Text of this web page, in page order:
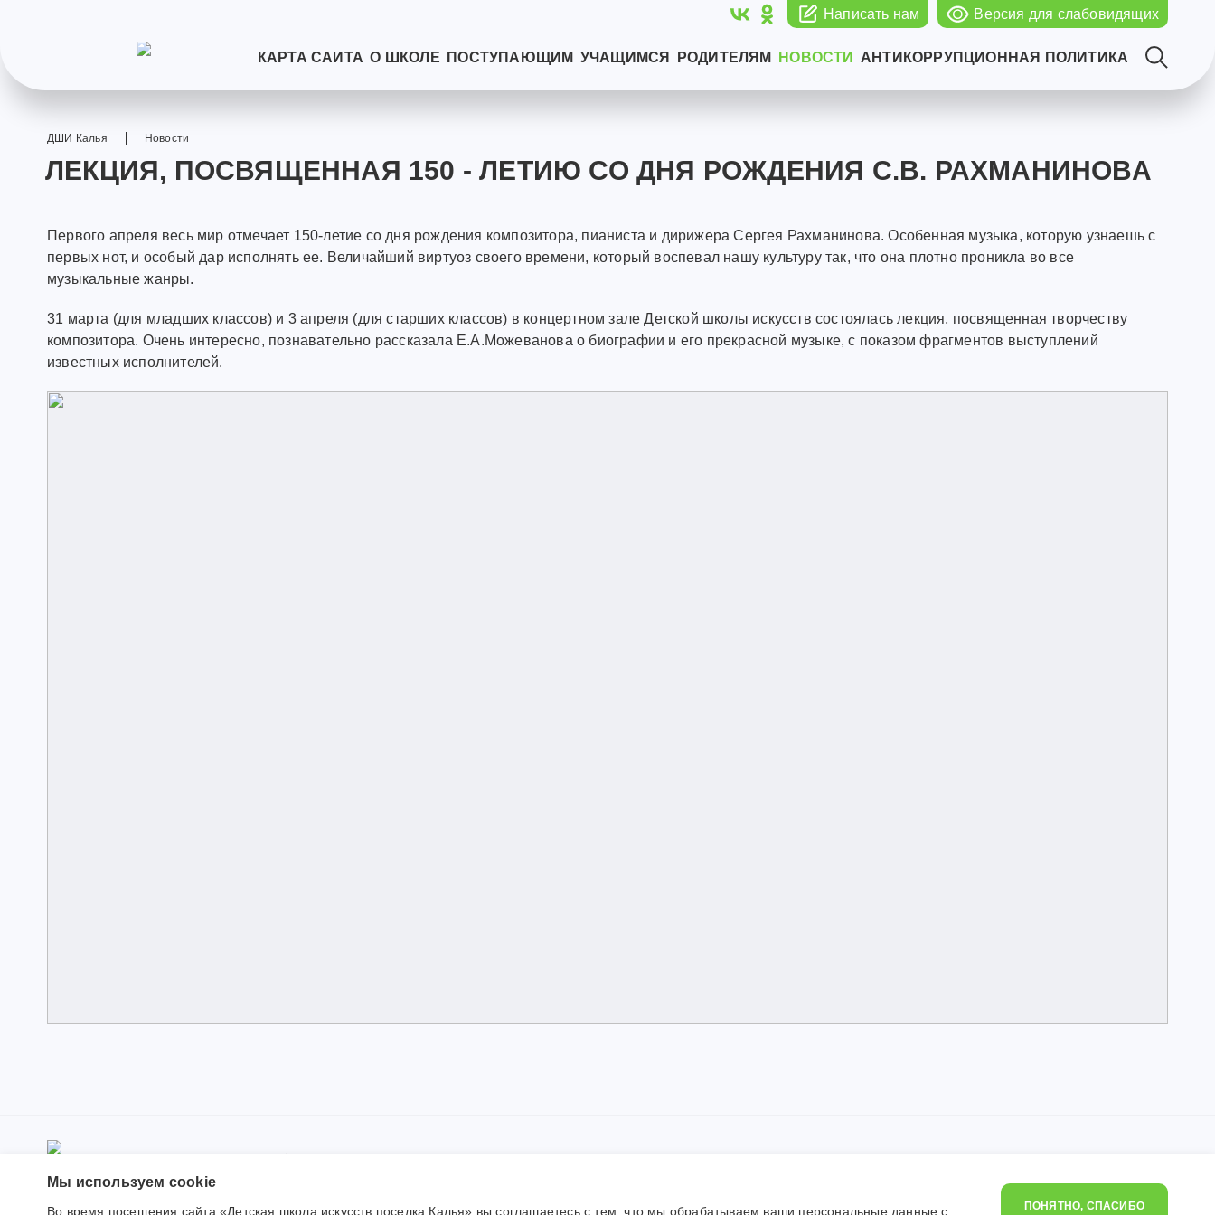
Написать нам Версия для слабовидящих
КАРТА САЙТА О ШКОЛЕ ПОСТУПАЮЩИМ УЧАЩИМСЯ РОДИТЕЛЯМ НОВОСТИ АНТИКОРРУПЦИОННАЯ ПОЛИТИКА
ДШИ Калья Новости
ЛЕКЦИЯ, ПОСВЯЩЕННАЯ 150 - ЛЕТИЮ СО ДНЯ РОЖДЕНИЯ С.В. РАХМАНИНОВА
Первого апреля весь мир отмечает 150-летие со дня рождения композитора, пианиста и дирижера Сергея Рахманинова. Особенная музыка, которую узнаешь с
первых нот, и особый дар исполнять ее. Величайший виртуоз своего времени, который воспевал нашу культуру так, что она плотно проникла во все
музыкальные жанры.
31 марта (для младших классов) и 3 апреля (для старших классов) в концертном зале Детской школы искусств состоялась лекция, посвященная творчеству
композитора. Очень интересно, познавательно рассказала Е.А.Можеванова о биографии и его прекрасной музыке, с показом фрагментов выступлений
известных исполнителей.
Мы используем сookie
Во время посещения сайта «Детская школа искусств поселка Калья» вы соглашаетесь с тем, что мы обрабатываем ваши персональные данные с ПОНЯТНО, СПАСИБО